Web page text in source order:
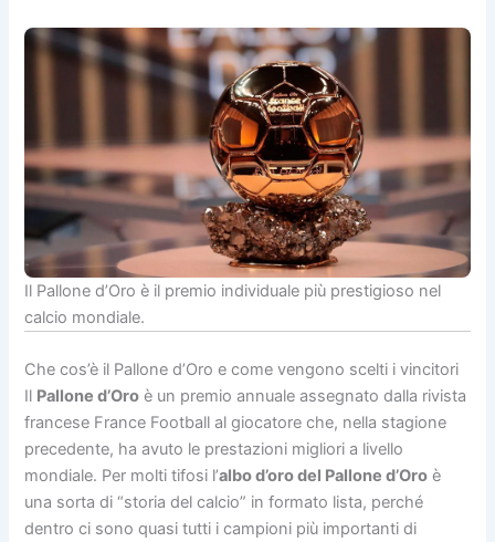
Il Pallone d’Oro è il premio individuale più prestigioso nel
calcio mondiale.
Che cos’è il Pallone d’Oro e come vengono scelti i vincitori
Il Pallone d’Oro è un premio annuale assegnato dalla rivista
francese France Football al giocatore che, nella stagione
precedente, ha avuto le prestazioni migliori a livello
mondiale. Per molti tifosi l’albo d’oro del Pallone d’Oro è
una sorta di “storia del calcio” in formato lista, perché
dentro ci sono quasi tutti i campioni più importanti di